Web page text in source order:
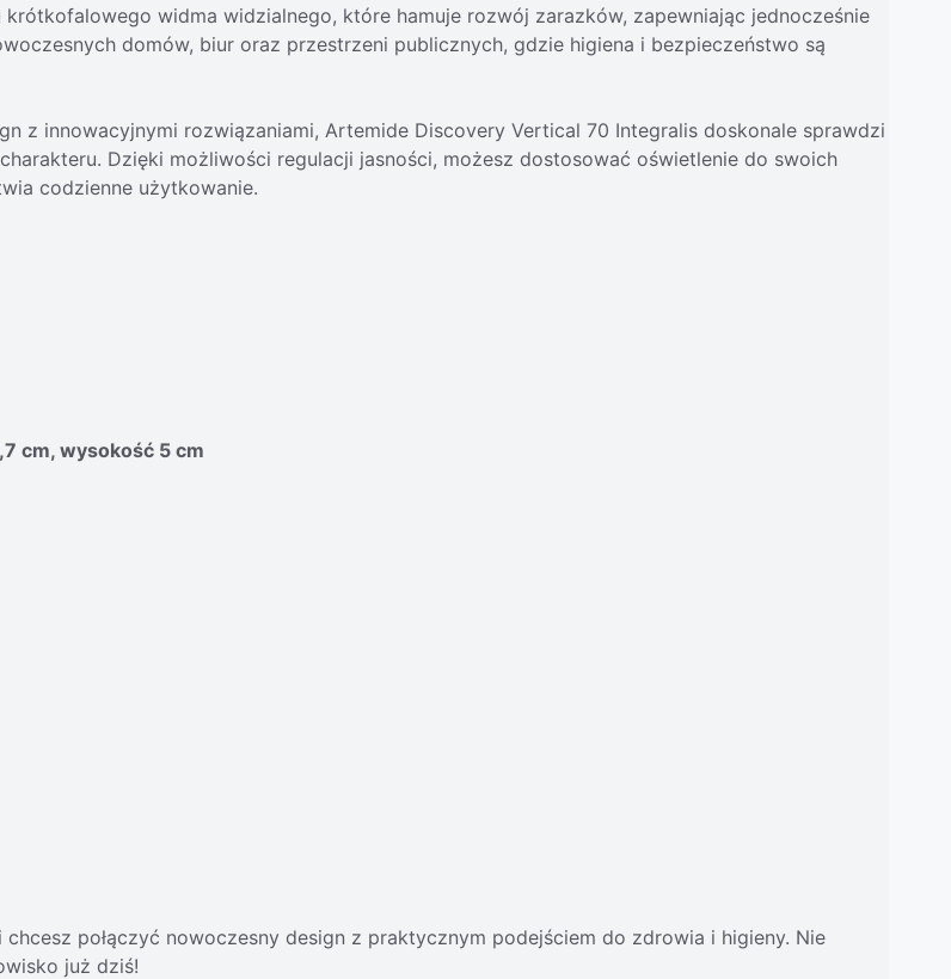
widma widzialnego, które hamuje rozwój zarazków, zapewniając jednocześnie
domów, biur oraz przestrzeni publicznych, gdzie higiena i bezpieczeństwo są
z innowacyjnymi rozwiązaniami, Artemide Discovery Vertical 70 Integralis doskonale sprawdzi
Dzięki możliwości regulacji jasności, możesz dostosować oświetlenie do swoich
codzienne użytkowanie.
cm, wysokość 5 cm
połączyć nowoczesny design z praktycznym podejściem do zdrowia i higieny. Nie
już dziś!